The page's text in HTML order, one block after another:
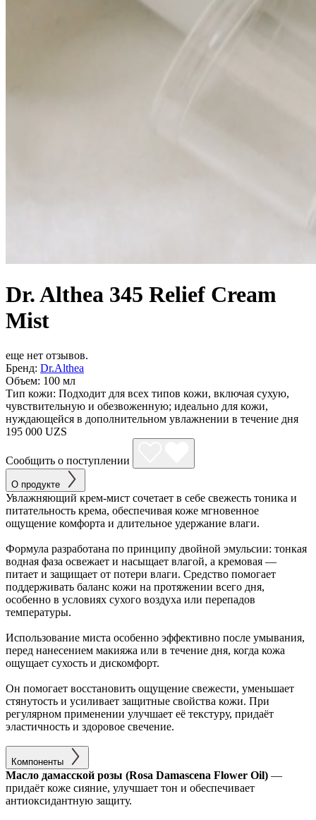
Dr. Althea 345 Relief Cream
Mist
еще нет отзывов.
Бренд: Dr.Althea
Объем: 100 мл
Тип кожи: Подходит для всех типов кожи, включая сухую,
чувствительную и обезвоженную; идеально для кожи,
нуждающейся в дополнительном увлажнении в течение дня
195 000 UZS
Сообщить о поступлении
О продукте
Увлажняющий крем-мист сочетает в себе свежесть тоника и
питательность крема, обеспечивая коже мгновенное
ощущение комфорта и длительное удержание влаги.
Формула разработана по принципу двойной эмульсии: тонкая
водная фаза освежает и насыщает влагой, а кремовая —
питает и защищает от потери влаги. Средство помогает
поддерживать баланс кожи на протяжении всего дня,
особенно в условиях сухого воздуха или перепадов
температуры.
Использование миста особенно эффективно после умывания,
перед нанесением макияжа или в течение дня, когда кожа
ощущает сухость и дискомфорт.
Он помогает восстановить ощущение свежести, уменьшает
стянутость и усиливает защитные свойства кожи. При
регулярном применении улучшает её текстуру, придаёт
эластичность и здоровое свечение.
Компоненты
Масло дамасской розы (Rosa Damascena Flower Oil) —
придаёт коже сияние, улучшает тон и обеспечивает
антиоксидантную защиту.